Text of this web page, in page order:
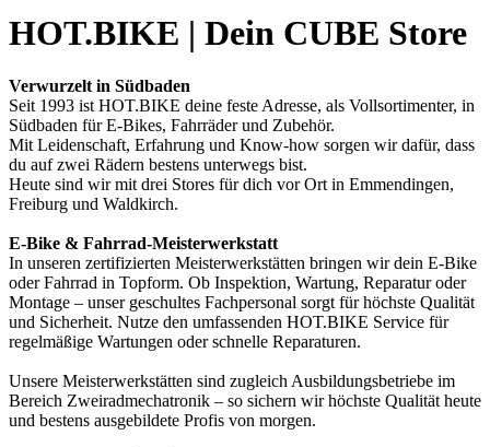
HOT.BIKE | Dein CUBE Store
Verwurzelt in Südbaden
Seit 1993 ist HOT.BIKE deine feste Adresse, als Vollsortimenter, in
Südbaden für E-Bikes, Fahrräder und Zubehör.
Mit Leidenschaft, Erfahrung und Know-how sorgen wir dafür, dass
du auf zwei Rädern bestens unterwegs bist.
Heute sind wir mit drei Stores für dich vor Ort in Emmendingen,
Freiburg und Waldkirch.
E-Bike & Fahrrad-Meisterwerkstatt
In unseren zertifizierten Meisterwerkstätten bringen wir dein E-Bike
oder Fahrrad in Topform. Ob Inspektion, Wartung, Reparatur oder
Montage – unser geschultes Fachpersonal sorgt für höchste Qualität
und Sicherheit. Nutze den umfassenden HOT.BIKE Service für
regelmäßige Wartungen oder schnelle Reparaturen.
Unsere Meisterwerkstätten sind zugleich Ausbildungsbetriebe im
Bereich Zweiradmechatronik – so sichern wir höchste Qualität heute
und bestens ausgebildete Profis von morgen.